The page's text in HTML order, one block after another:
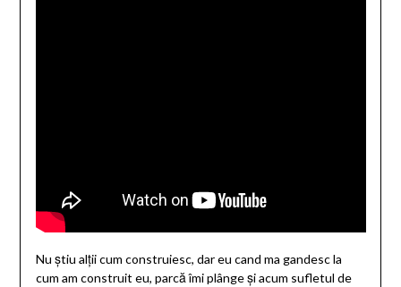
Nu știu alții cum construiesc, dar eu cand ma gandesc la
cum am construit eu, parcă îmi plânge și acum sufletul de